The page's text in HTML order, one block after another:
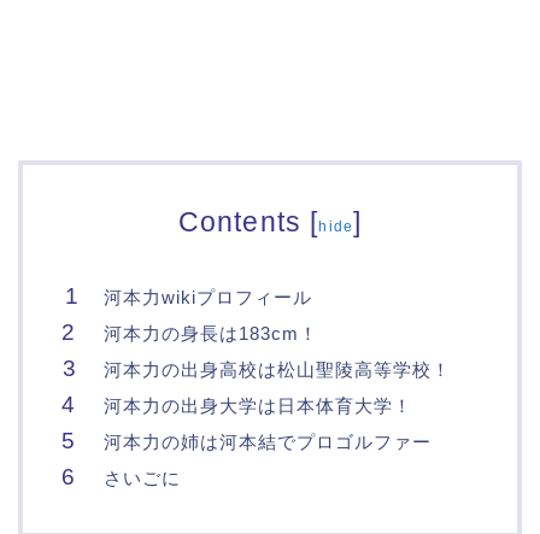
Contents [hide]
河本力wikiプロフィール
河本力の身長は183cm！
河本力の出身高校は松山聖陵高等学校！
河本力の出身大学は日本体育大学！
河本力の姉は河本結でプロゴルファー
さいごに